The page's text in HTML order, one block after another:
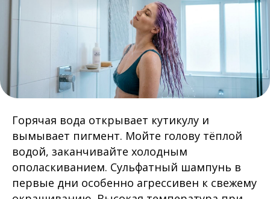
Горячая вода открывает кутикулу и
вымывает пигмент. Мойте голову тёплой
водой, заканчивайте холодным
ополаскиванием. Сульфатный шампунь в
первые дни особенно агрессивен к свежему